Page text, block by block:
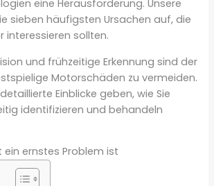
eine Herausforderung. Unsere
sieben häufigsten Ursachen auf, die
interessieren sollten.
und frühzeitige Erkennung sind der
Motorschäden zu vermeiden.
Einblicke geben, wie Sie
identifizieren und behandeln
ein ernstes Problem ist